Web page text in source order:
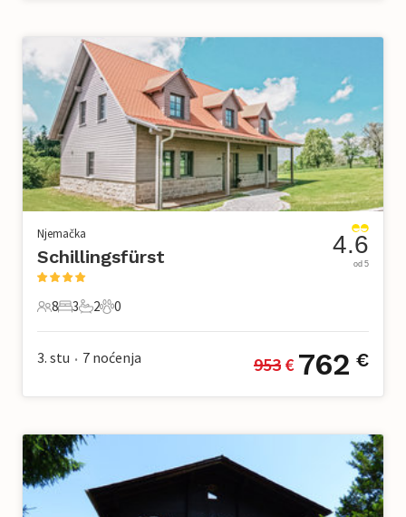
Njemačka
Schillingsfürst
8 Gosti
8
3 Spavaće sobe
3
2 Kupaonice
2
0 Kućni ljubimac
0
4.6
od 5
3. stu • 7 noćenja 953 € 762 €